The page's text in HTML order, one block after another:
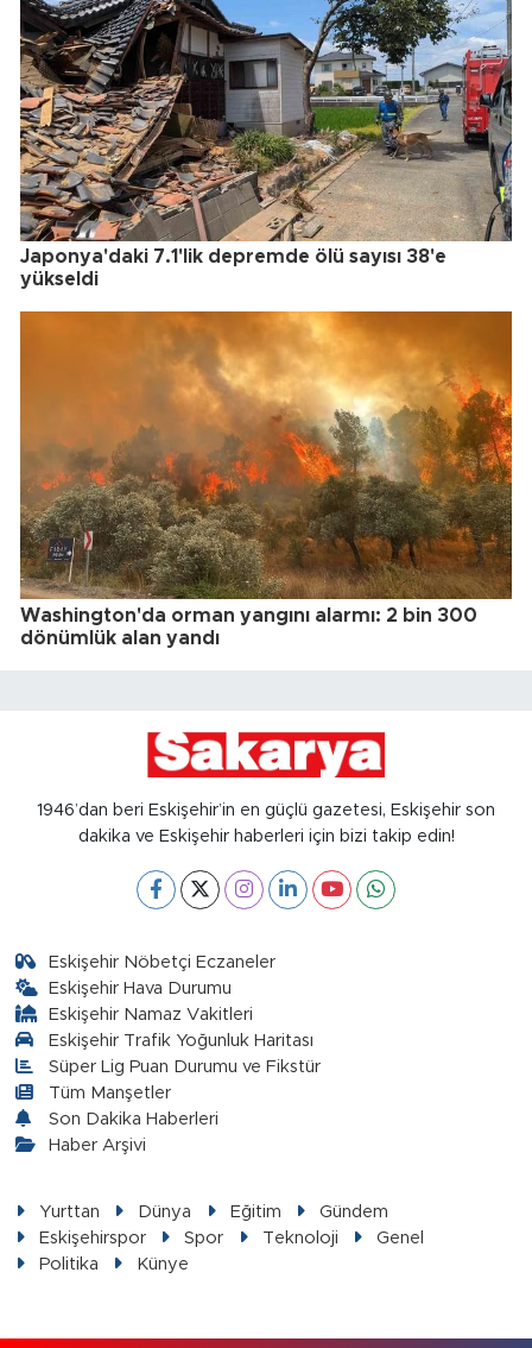
Japonya'daki 7.1'lik depremde ölü sayısı 38'e
yükseldi
Washington'da orman yangını alarmı: 2 bin 300
dönümlük alan yandı
1946’dan beri Eskişehir’in en güçlü gazetesi, Eskişehir son
dakika ve Eskişehir haberleri için bizi takip edin!
Eskişehir Nöbetçi Eczaneler
Eskişehir Hava Durumu
Eskişehir Namaz Vakitleri
Eskişehir Trafik Yoğunluk Haritası
Süper Lig Puan Durumu ve Fikstür
Tüm Manşetler
Son Dakika Haberleri
Haber Arşivi
Yurttan Dünya Eğitim
Gündem
Eskişehirspor
Spor Teknoloji
Genel
Politika
Künye